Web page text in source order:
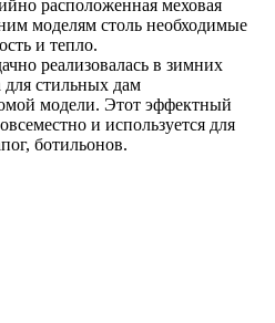
расположенная меховая
моделям столь необходимые
и тепло.
реализовалась в зимних
для стильных дам
модели. Этот эффектный
и используется для
ботильонов.